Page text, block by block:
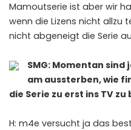
Mamoutserie ist aber wir
wenn die Lizens nicht allzu
nicht abgeneigt die Serie
SMG: Momentan sind
am aussterben, wie
die Serie zu erst ins TV zu
H: m4e versucht ja das